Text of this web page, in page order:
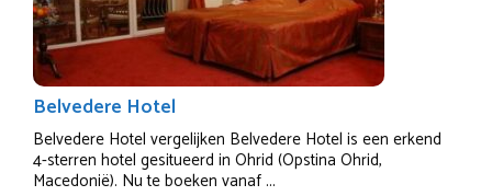
Belvedere Hotel
Belvedere Hotel vergelijken Belvedere Hotel is een erkend
4-sterren hotel gesitueerd in Ohrid (Opstina Ohrid,
Macedonië). Nu te boeken vanaf ...